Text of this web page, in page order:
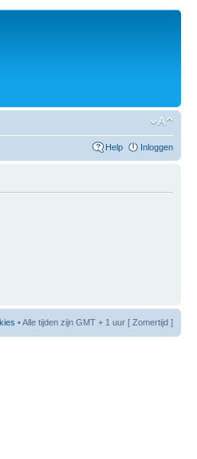
Help Inloggen
• Alle tijden zijn GMT + 1 uur [ Zomertijd ]